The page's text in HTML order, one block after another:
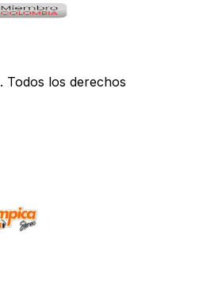
. Todos los derechos